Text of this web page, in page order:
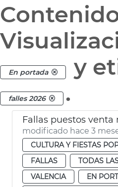
En portada y
falles 2026 .
modificado hace 3
CULTURA Y FIESTAS
FALLAS
TODAS
VALENCIA
EN